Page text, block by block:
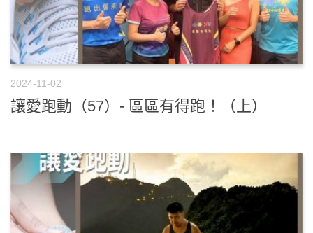
2024-11-02
讓愛跑動（57）- 區區有得跑！（上）